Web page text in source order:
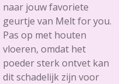
naar jouw favoriete
geurtje van Melt for you.
Pas op met houten
vloeren, omdat het
poeder sterk ontvet kan
dit schadelijk zijn voor